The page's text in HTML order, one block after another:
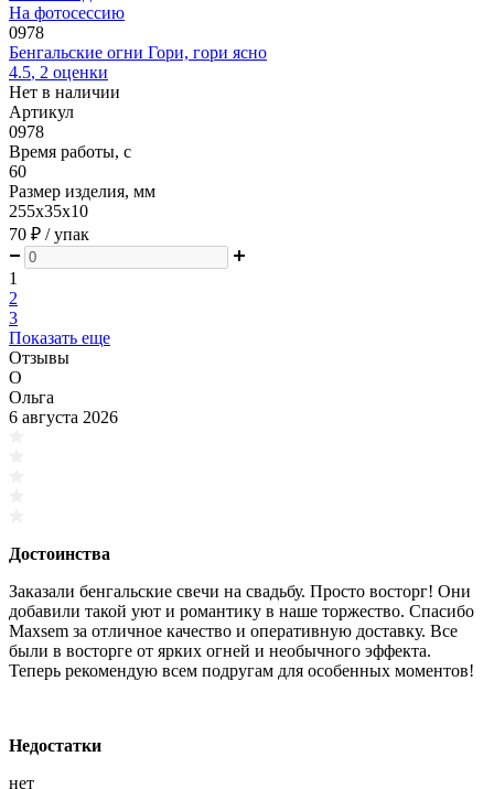
На фотосессию
0978
Бенгальские огни Гори, гори ясно
4.5, 2 оценки
Нет в наличии
Артикул
0978
Время работы, с
60
Размер изделия, мм
255х35х10
70 ₽ / упак
1
2
3
Показать еще
Отзывы
О
Ольга
6 августа 2026
Достоинства
Заказали бенгальские свечи на свадьбу. Просто восторг! Они
добавили такой уют и романтику в наше торжество. Спасибо
Maxsem за отличное качество и оперативную доставку. Все
были в восторге от ярких огней и необычного эффекта.
Теперь рекомендую всем подругам для особенных моментов!
Недостатки
нет